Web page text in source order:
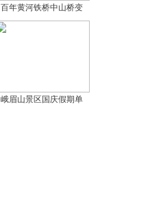
百年黄河铁桥中山桥变
峨眉山景区国庆假期单